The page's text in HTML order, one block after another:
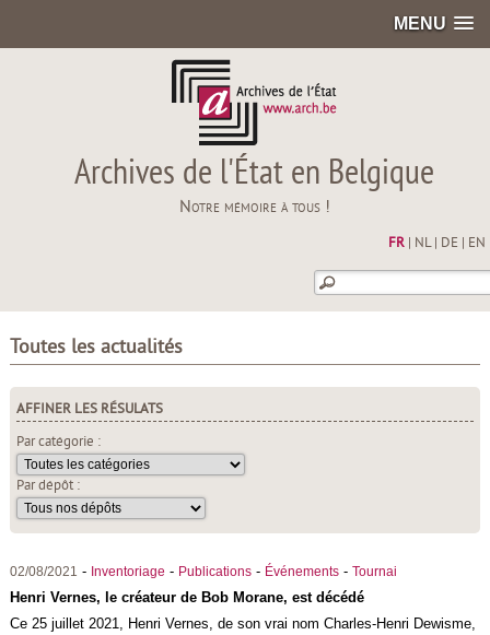
MENU
Archives de l'État en Belgique
Notre mémoire à tous !
FR| NL| DE EN
Toutes les actualités
AFFINER LES RÉSULATS
Par catégorie :
Par dépôt :
02/08/2021 - Inventoriage - Publications- Événements- Tournai
Henri Vernes, le créateur de Bob Morane, est décédé
Ce 25 juillet 2021, Henri Vernes, de son vrai nom Charles-Henri Dewisme,